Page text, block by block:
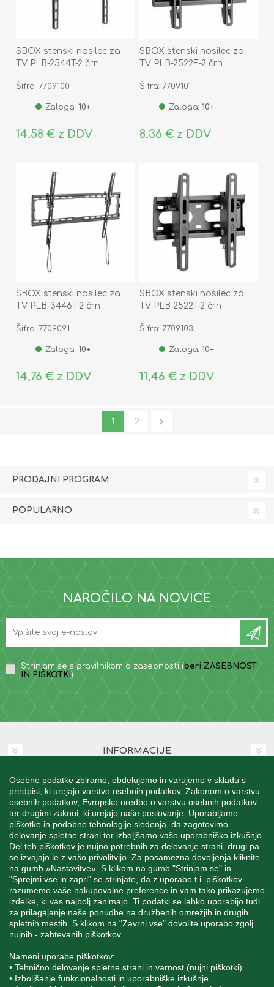
Osebne podatke zbiramo, obdelujemo in varujemo v skladu s
predpisi, ki urejajo varstvo osebnih podatkov, Zakonom o varstvu
osebnih podatkov, Evropsko uredbo o varstvu osebnih podatkov
ter drugimi zakoni, ki urejajo naše poslovanje. Uporabljamo
piškotke in podobne tehnologije sledenja, da zagotovimo
delovanje spletne strani ter izboljšamo vašo uporabniško izkušnjo.
Del teh piškotkov je nujno potrebnih za delovanje strani, drugi pa
se izvajajo le z vašo privolitvijo. Za posamezna dovoljenja kliknite
na gumb »Nastavitve«. S klikom na gumb "Strinjam se" in
"Sprejmi vse in zapri" se strinjate, da z uporabo t.i. piškotkov
razumemo vaše nakupovalne preference in vam tako prikazujemo
izdelke, ki vas najbolj zanimajo. Ti podatki se lahko uporabijo tudi
za prilagajanje naše ponudbe na družbenih omrežjih in drugih
spletnih mestih. S klikom na "Zavrni vse" dovolite uporabo zgolj
nujnih - zahtevanih piškotkov.
Nameni uporabe piškotkov:
• Tehnično delovanje spletne strani in varnost (nujni piškotki)
• Izboljšanje funkcionalnosti in uporabniške izkušnje
SBOX stenski nosilec za
TV PLB-2544T-2 črn
Šifra: 7709100
Zaloga: 10+
14,58 € z DDV
SBOX stenski nosilec za
TV PLB-2522F-2 črn
Šifra: 7709101
Zaloga: 10+
8,36 € z DDV
SBOX stenski nosilec za
TV PLB-3446T-2 črn
Šifra: 7709091
Zaloga: 10+
14,76 € z DDV
SBOX stenski nosilec za
TV PLB-2522T-2 črn
Šifra: 7709103
Zaloga: 10+
11,46 € z DDV
1 2
PRODAJNI PROGRAM
POPULARNO
NAROČILO NA NOVICE
Strinjam se s pravilnikom o zasebnosti (beri ZASEBNOST
IN PIŠKOTKI )
INFORMACIJE
MOJ RAČUN
STORITEV ZA STRANKE
SPREMLJAJTE NAS
Blatnica 8, 1236 Trzin